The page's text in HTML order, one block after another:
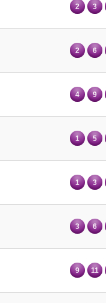
2 3
2 6
4 9
1 5
1 3
3 6
9 11